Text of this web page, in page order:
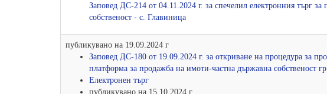
Заповед ДС-214 от 04.11.2024 г. за спечелил електронния търг
собственост - с. Главиница
публикувано на 19.09.2024 г
Заповед ДС-180 от 19.09.2024 г. за откриване на процедура за
платформа за продажба на имоти-частна държавна собственост
Електронен търг
публикувано на 15.10.2024 г